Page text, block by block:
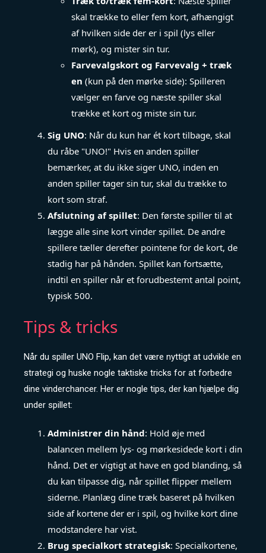
skal trække to eller fem kort, afhængigt
af hvilken side der er i spil (lys eller
mørk), og mister sin tur.
Farvevalgskort og Farvevalg + træk
en (kun på den mørke side): Spilleren
vælger en farve og næste spiller skal
trække et kort og miste sin tur.
Sig UNO: Når du kun har ét kort tilbage, skal
du råbe "UNO!" Hvis en anden spiller
bemærker, at du ikke siger UNO, inden en
anden spiller tager sin tur, skal du trække to
kort som straf.
Afslutning af spillet: Den første spiller til at
lægge alle sine kort vinder spillet. De andre
spillere tæller derefter pointene for de kort, de
stadig har på hånden. Spillet kan fortsætte,
indtil en spiller når et forudbestemt antal point,
typisk 500.
Tips & tricks
Når du spiller UNO Flip, kan det være nyttigt at udvikle en
strategi og huske nogle taktiske tricks for at forbedre
dine vinderchancer. Her er nogle tips, der kan hjælpe dig
under spillet:
Administrer din hånd: Hold øje med
balancen mellem lys- og mørkesidede kort i din
hånd. Det er vigtigt at have en god blanding, så
du kan tilpasse dig, når spillet flipper mellem
siderne. Planlæg dine træk baseret på hvilken
side af kortene der er i spil, og hvilke kort dine
modstandere har vist.
Brug specialkort strategisk: Specialkortene,